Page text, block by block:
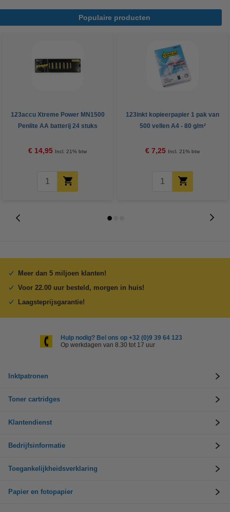
Populaire producten
123accu Xtreme Power MN1500
Penlite AA batterij 24 stuks
€ 14,95 Incl. 21% btw
123inkt kopieerpapier 1 pak van
500 vellen A4 - 80 g/m²
€ 7,25 Incl. 21% btw
Meer dan 5 miljoen klanten!
Voor 22.00 uur besteld, morgen in huis!
Laagsteprijsgarantie!
Hulp nodig? Bel ons op +32 (0)9 39 64 123
Op werkdagen van 8.30 tot 17 uur
Inktpatronen
Toner cartridges
Klantendienst
Bedrijfsinformatie
Toegankelijkheidsverklaring
Papier en fotopapier